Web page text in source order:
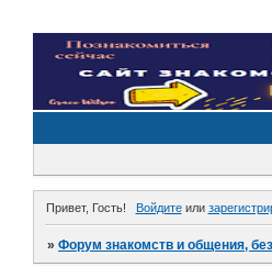
Привет, Гость! Войдитеили
»Форум знакомств и общения,